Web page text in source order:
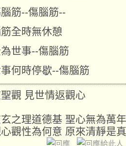
筋--傷腦筋--
全時無休憩
世事--傷腦筋
何時停歇--傷腦筋
觀 見世情返觀心
之理道德基 聖心無為萬
觀性為何意 原來清靜是